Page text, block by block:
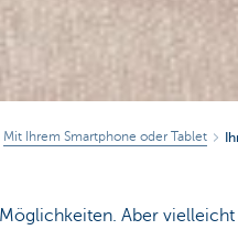
Mit Ihrem Smartphone oder Tablet
Aber